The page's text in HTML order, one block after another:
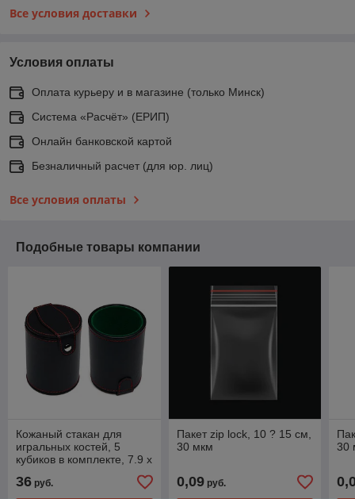
Все условия доставки
Условия оплаты
Оплата курьеру и в магазине (только Минск)
Система «Расчёт» (ЕРИП)
Онлайн банковской картой
Безналичный расчет (для юр. лиц)
Все условия оплаты
Подобные товары компании
Кожаный стакан для
игральных костей, 5
кубиков в комплекте, 7.9 х
36 руб.
Пакет zip lock, 10 ? 15 см,
30 мкм
0,09руб.
30